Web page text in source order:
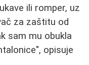
ili romper, uz
za zaštitu od
sam mu obukla
opisuje